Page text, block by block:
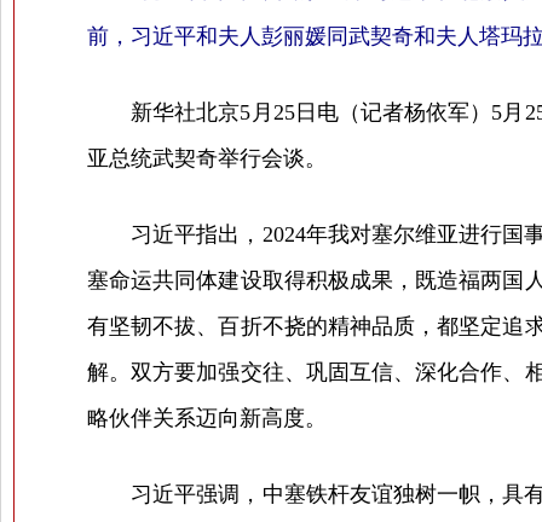
前，习近平和夫人彭丽媛同武契奇和夫人塔玛
新华社北京5月25日电（记者杨依军）5月
亚总统武契奇举行会谈。
习近平指出，2024年我对塞尔维亚进行国
塞命运共同体建设取得积极成果，既造福两国
有坚韧不拔、百折不挠的精神品质，都坚定追
解。双方要加强交往、巩固互信、深化合作、
略伙伴关系迈向新高度。
习近平强调，中塞铁杆友谊独树一帜，具有